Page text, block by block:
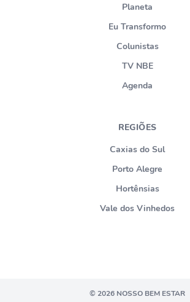
Planeta
Eu Transformo
Colunistas
TV NBE
Agenda
REGIÕES
Caxias do Sul
Porto Alegre
Hortênsias
Vale dos Vinhedos
© 2026 NOSSO BEM ESTAR